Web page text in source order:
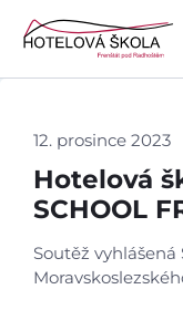
12. prosince 2023
Hotelová
SCHOOL
Soutěž